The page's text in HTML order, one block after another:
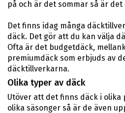
på och är det sommar så är
Det finns idag många
däck. Det gör att du kan välja
Ofta är det budgetdäck,
premiumdäck som erbjuds av
däcktillverkarna.
Olika typer av däck
Utöver att det finns däck i olika
olika säsonger så är de även